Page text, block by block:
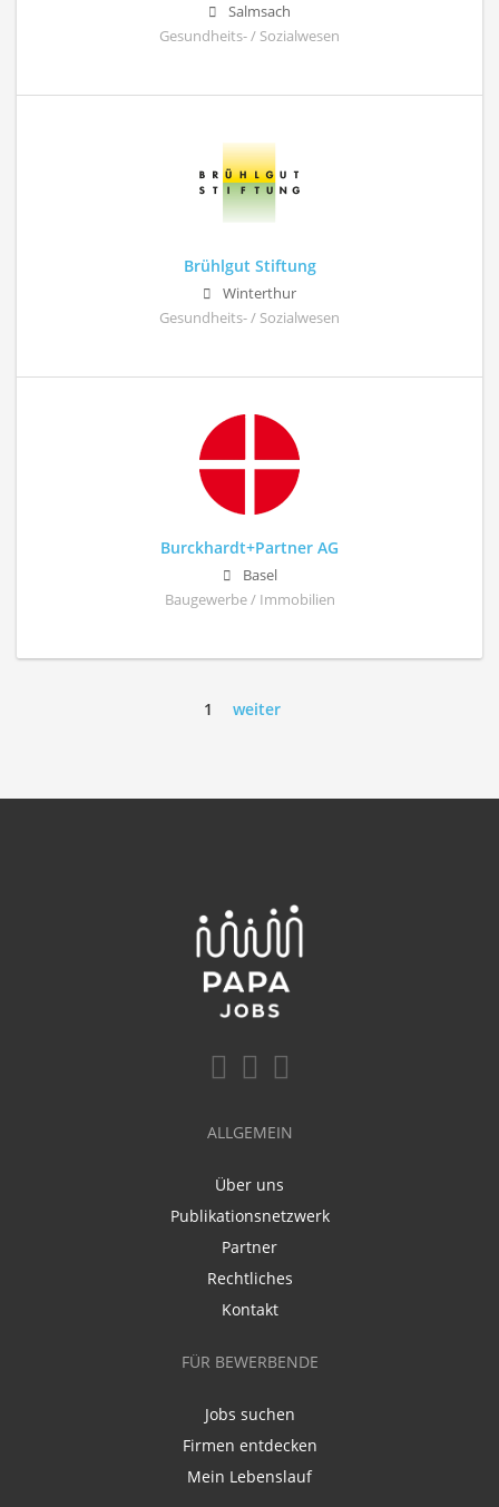
Salmsach
Gesundheits- / Sozialwesen
Brühlgut Stiftung
Winterthur
Gesundheits- / Sozialwesen
Burckhardt+Partner AG
Basel
Baugewerbe / Immobilien
1 weiter
ALLGEMEIN
Über uns
Publikationsnetzwerk
Partner
Rechtliches
Kontakt
FÜR BEWERBENDE
Jobs suchen
Firmen entdecken
Mein Lebenslauf